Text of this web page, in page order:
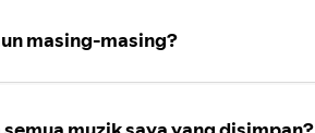
masing-masing?